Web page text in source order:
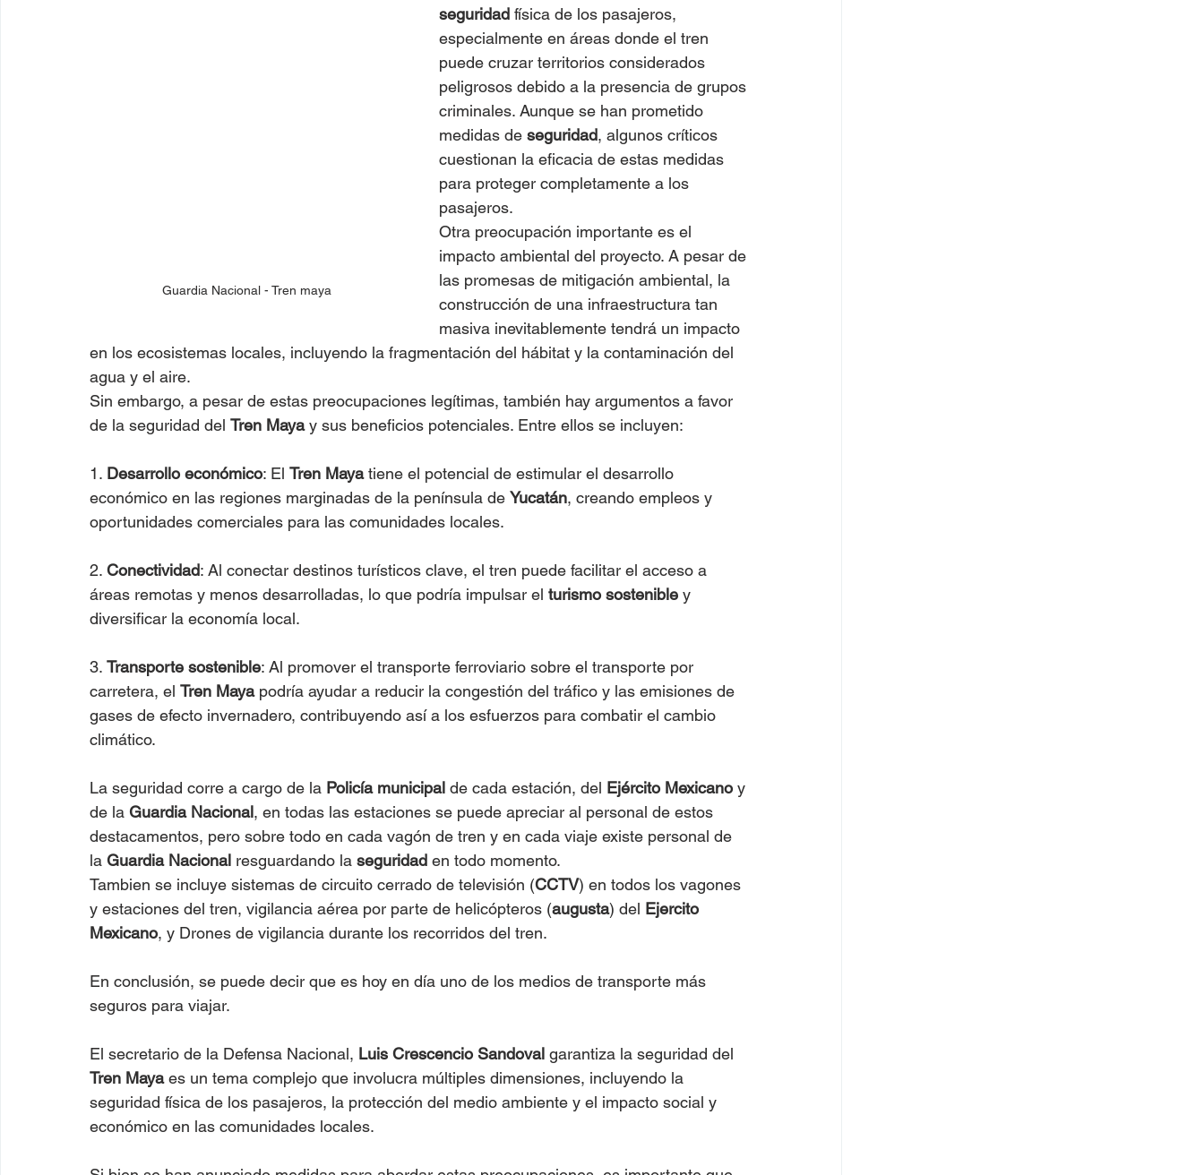
Guardia Nacional - Tren maya
seguridad física de los pasajeros,
especialmente en áreas donde el tren
puede cruzar territorios considerados
peligrosos debido a la presencia de grupos
criminales. Aunque se han prometido
medidas de seguridad, algunos críticos
cuestionan la eficacia de estas medidas
para proteger completamente a los
pasajeros.
Otra preocupación importante es el
impacto ambiental del proyecto. A pesar de
las promesas de mitigación ambiental, la
construcción de una infraestructura tan
masiva inevitablemente tendrá un impacto
en los ecosistemas locales, incluyendo la fragmentación del hábitat y la contaminación del
agua y el aire.
Sin embargo, a pesar de estas preocupaciones legítimas, también hay argumentos a favor
de la seguridad del Tren Maya y sus beneficios potenciales. Entre ellos se incluyen:
1. Desarrollo económico: El Tren Maya tiene el potencial de estimular el desarrollo
económico en las regiones marginadas de la península de Yucatán, creando empleos y
oportunidades comerciales para las comunidades locales.
2. Conectividad: Al conectar destinos turísticos clave, el tren puede facilitar el acceso a
áreas remotas y menos desarrolladas, lo que podría impulsar el turismo sostenible y
diversificar la economía local.
3. Transporte sostenible: Al promover el transporte ferroviario sobre el transporte por
carretera, el Tren Maya podría ayudar a reducir la congestión del tráfico y las emisiones de
gases de efecto invernadero, contribuyendo así a los esfuerzos para combatir el cambio
climático.
La seguridad corre a cargo de la Policía municipal de cada estación, del Ejército Mexicano y
de la Guardia Nacional, en todas las estaciones se puede apreciar al personal de estos
destacamentos, pero sobre todo en cada vagón de tren y en cada viaje existe personal de
la Guardia Nacional resguardando la seguridad en todo momento.
Tambien se incluye sistemas de circuito cerrado de televisión (CCTV) en todos los vagones
y estaciones del tren, vigilancia aérea por parte de helicópteros (augusta) del Ejercito
Mexicano, y Drones de vigilancia durante los recorridos del tren.
En conclusión, se puede decir que es hoy en día uno de los medios de transporte más
seguros para viajar.
El secretario de la Defensa Nacional, Luis Crescencio Sandoval garantiza la seguridad del
Tren Maya es un tema complejo que involucra múltiples dimensiones, incluyendo la
seguridad física de los pasajeros, la protección del medio ambiente y el impacto social y
económico en las comunidades locales.